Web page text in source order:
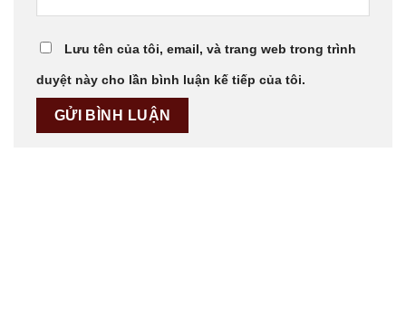
Lưu tên của tôi, email, và trang web trong trình
duyệt này cho lần bình luận kế tiếp của tôi.